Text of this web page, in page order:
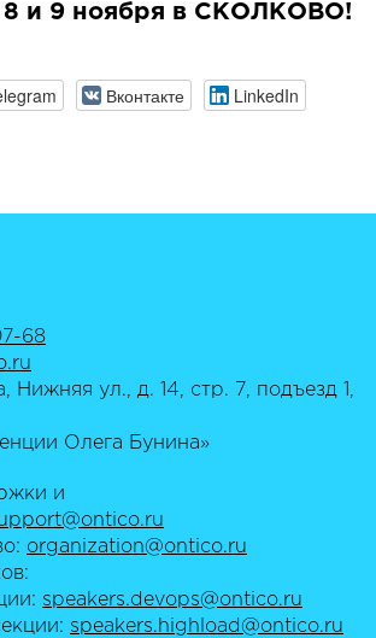
8 и 9 ноября в СКОЛКОВО!
Вконтакте LinkedIn
68
Нижняя ул., д. 14, стр. 7, подъезд 1,
Олега Бунина»
и
organization@ontico.ru
speakers.devops@ontico.ru
speakers.highload@ontico.ru